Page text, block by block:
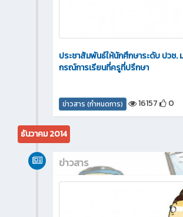
ประชาสัมพันธ์ให้นักศึกษาระดับ ปวช.
กรณ์การเรียนที่ครูที่ปรึกษา
ข่าวสาร (กำหนดการ) 16157 0
ธันวาคม 2014
ข่าวสาร